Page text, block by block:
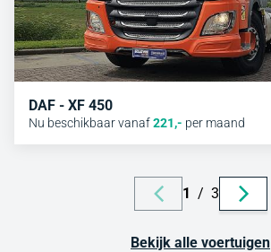
DAF - XF 450
Nu beschikbaar vanaf221,- per maand
1 / 3
Bekijk alle voertuigen